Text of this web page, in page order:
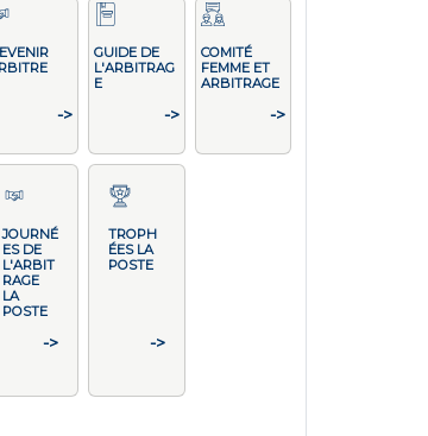
->
GUIDE DE
L'ARBITRAG
E
->
COMITÉ
FEMME ET
ARBITRAGE
->
JOURNÉ
ES DE
L'ARBIT
RAGE
LA
POSTE
->
TROPH
ÉES LA
POSTE
->